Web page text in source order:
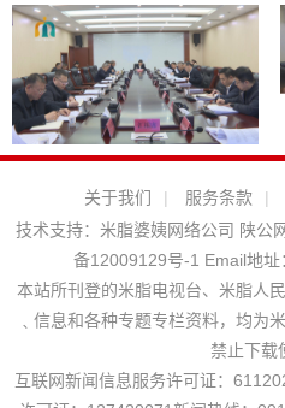
关于我们 | 服务条款 |
技术支持： 米脂婆姨网络公司 陕公
备12009129号-1 Email地址
本站所刊登的米脂电视台、米脂人
﹑信息和各种专题专栏资料，均为
禁止下载
互联网新闻信息服务许可证：